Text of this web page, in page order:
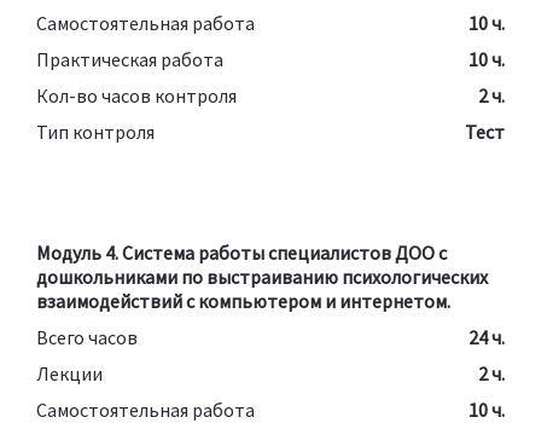
Самостоятельная работа
10 ч.
Практическая работа
10 ч.
Кол-во часов контроля
2 ч.
Тип контроля
Тест
Модуль 4. Система работы специалистов ДОО с
дошкольниками по выстраиванию психологических
взаимодействий с компьютером и интернетом.
Всего часов
24 ч.
Лекции
2 ч.
Самостоятельная работа
10 ч.